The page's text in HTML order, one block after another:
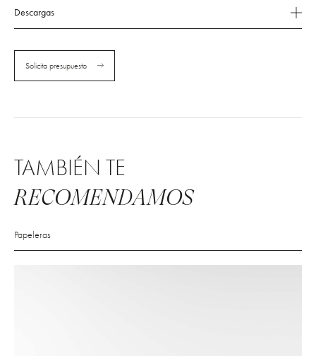
Descargas
Solicita presupuesto
TAMBIÉN TE
RECOMENDAMOS
Papeleras